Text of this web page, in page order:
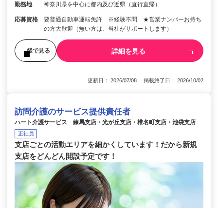
勤務地 神奈川県を中心に都内及び近県（直行直帰）
応募資格
要普通自動車運転免許 ※経験不問 ★営業ナンバーお持ち
の方大歓迎（無い方は、当社がサポートします）
後で見る 詳細を見る
更新日： 2026/07/08 掲載終了日： 2026/10/02
訪問介護のサービス提供責任者
ハート介護サービス 練馬支店・光が丘支店・椎名町支店・池袋支店
正社員
支店ごとの活動エリアを細かくしています！だから新規
支店をどんどん開設予定です！